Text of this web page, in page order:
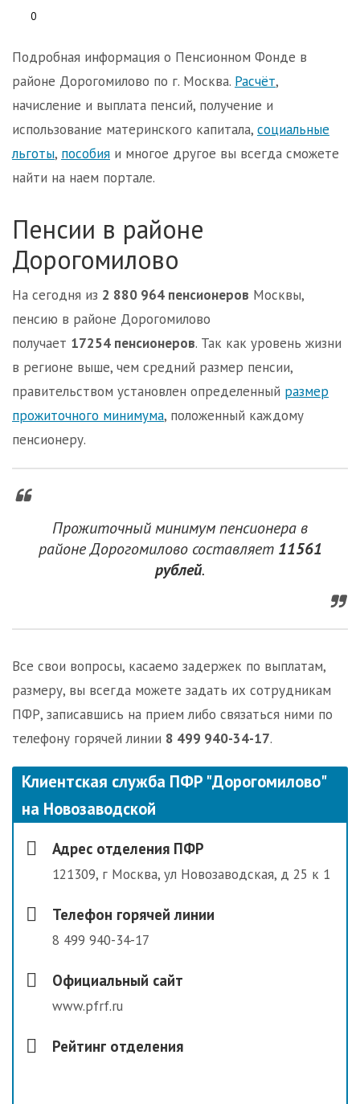
0
Подробная информация о Пенсионном Фонде в
районе Дорогомилово по г. Москва. Расчёт,
начисление и выплата пенсий, получение и
использование материнского капитала, социальные
льготы, пособия и многое другое вы всегда сможете
найти на наем портале.
Пенсии в районе
Дорогомилово
На сегодня из 2 880 964 пенсионеров Москвы,
пенсию в районе Дорогомилово
получает 17254 пенсионеров. Так как уровень жизни
в регионе выше, чем средний размер пенсии,
правительством установлен определенный размер
прожиточного минимума, положенный каждому
пенсионеру.
Прожиточный минимум пенсионера в
районе Дорогомилово составляет 11561
рублей.
Все свои вопросы, касаемо задержек по выплатам,
размеру, вы всегда можете задать их сотрудникам
ПФР, записавшись на прием либо связаться ними по
телефону горячей линии 8 499 940-34-17.
Клиентская служба ПФР "Дорогомилово"
на Новозаводской
Адрес отделения ПФР
121309, г Москва, ул Новозаводская, д 25 к 1
Телефон горячей линии
8 499 940-34-17
Официальный сайт
www.pfrf.ru
Рейтинг отделения